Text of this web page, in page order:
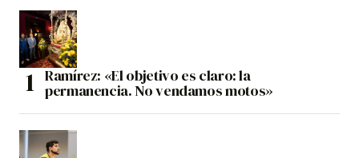
Ramírez: «El objetivo es claro: la
permanencia. No vendamos motos»